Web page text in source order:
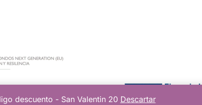
descuento - San Valentin 20 Descartar